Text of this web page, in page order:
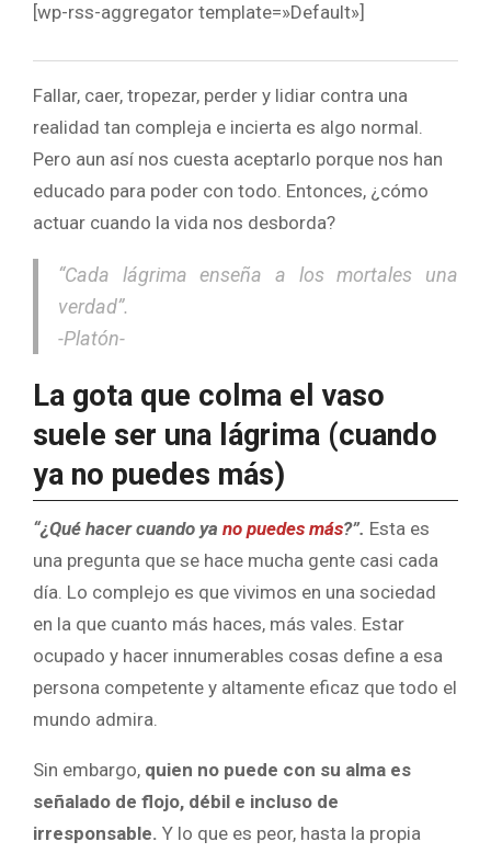
[wp-rss-aggregator template=»Default»]
Fallar, caer, tropezar, perder y lidiar contra una
realidad tan compleja e incierta es algo normal.
Pero aun así nos cuesta aceptarlo porque nos han
educado para poder con todo. Entonces, ¿cómo
actuar cuando la vida nos desborda?
“Cada lágrima enseña a los mortales una
verdad”.
-Platón-
La gota que colma el vaso
suele ser una lágrima (cuando
ya no puedes más)
“¿Qué hacer cuando ya no puedes más?”. Esta es
una pregunta que se hace mucha gente casi cada
día. Lo complejo es que vivimos en una sociedad
en la que cuanto más haces, más vales. Estar
ocupado y hacer innumerables cosas define a esa
persona competente y altamente eficaz que todo el
mundo admira.
Sin embargo, quien no puede con su alma es
señalado de flojo, débil e incluso de
irresponsable. Y lo que es peor, hasta la propia